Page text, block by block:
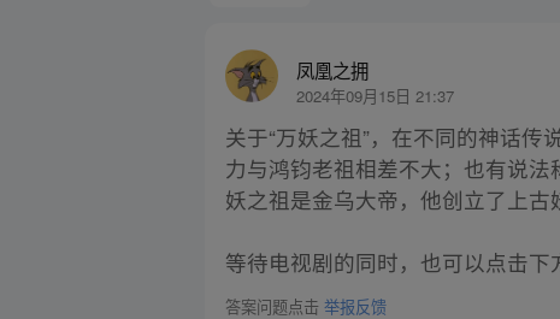
凤凰之拥
2024年09月15日 21:37
关于“万妖之祖”，在不同的神话
力与鸿钧老祖相差不大；也有说
妖之祖是金乌大帝，他创立了上古
等待电视剧的同时，也可以点击下
答案问题点击举报反馈